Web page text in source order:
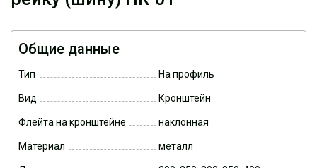
Общие данные
Тип На профиль
Вид Кронштейн
Флейта на кронштейне наклонная
Материал металл